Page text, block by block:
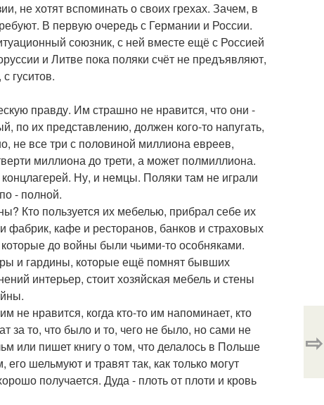
не хотят вспоминать о своих грехах. Зачем, в
В первую очередь с Германии и России.
союзник, с ней вместе ещё с Россией
и Литве пока поляки счёт не предъявляют,
гуситов.
правду. Им страшно не нравится, что они -
по их представлению, должен кого-то напугать,
не все три с половиной миллиона евреев,
миллиона до трети, а может полмиллиона.
Ну, и немцы. Поляки там не играли
- полной.
Кто пользуется их мебелью, прибрал себе их
фабрик, кафе и ресторанов, банков и страховых
до войны были чьими-то особняками.
и гардины, которые ещё помнят бывших
интерьер, стоит хозяйская мебель и стены
не нравится, когда кто-то им напоминает, кто
за то, что было и то, чего не было, но сами не
или пишет книгу о том, что делалось в Польше
шельмуют и травят так, как только могут
получается. Дуда - плоть от плоти и кровь
⇨